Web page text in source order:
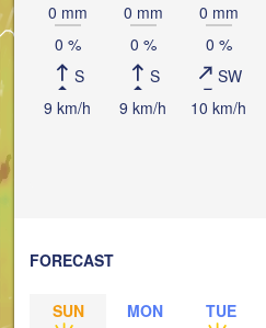
0 mm
0 %
S
9 km/h
0 mm
0 %
S
9 km/h
0 mm
0 %
SW
10 km/h
FORECAST
SUN MON TUE
Көкшетау
(Kökşetaw)